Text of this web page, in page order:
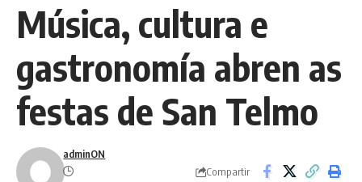
Música, cultura e
gastronomía abren as
festas de San Telmo
adminON
Compartir